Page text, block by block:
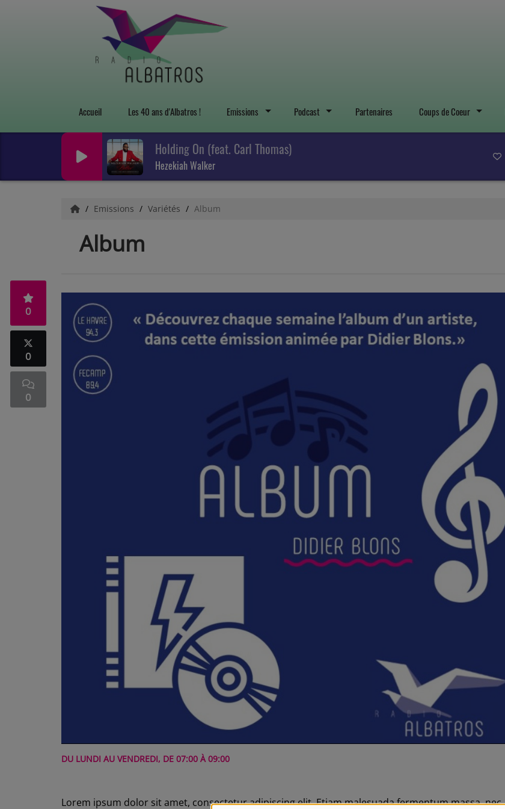
Accueil Les 40 ans d'Albatros ! Emissions Podcast Partenaires Coups de Coeur
Holding On (feat. Carl Thomas)
Hezekiah Walker
Emissions Variétés Album
Album
0
0
0
DU LUNDI AU VENDREDI, DE 07:00 À 09:00
Lorem ipsum dolor sit amet, consectetur adipiscing elit. Etiam malesuada fermentum massa, nec